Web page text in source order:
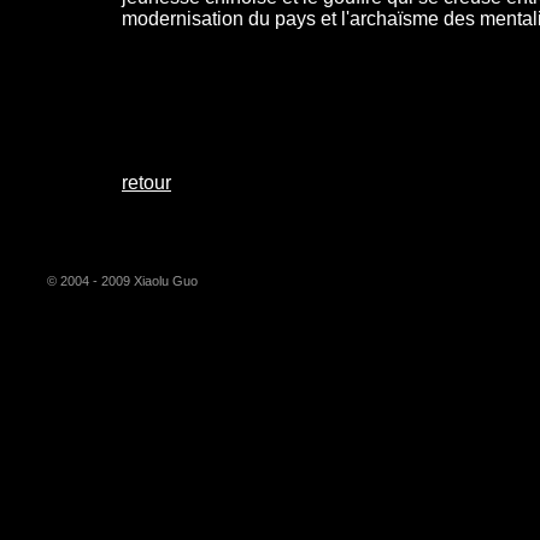
modernisation du pays et l'archaïsme des
retour
© 2004 - 2009 Xiaolu Guo